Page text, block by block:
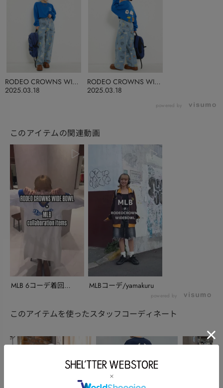
2025.03.18
RODEO CROWNS WIDE
BOWL
2025.03.18
RODEO CROWNS WIDE
BOWL
powered by
このアイテムの関連動画
MLB 6コーデ着回
MLBコーデ/yamakuru
powered by
このアイテムを使ったスタッフコーディネート